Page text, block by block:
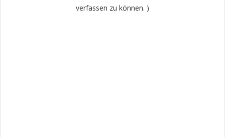
verfassen zu können. )